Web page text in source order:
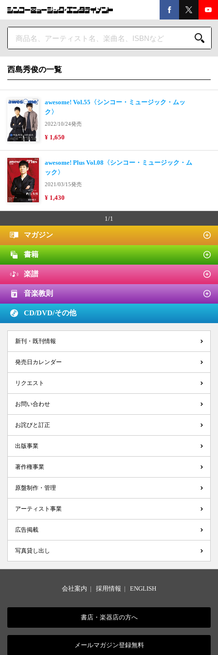
西島秀俊の一覧
awesome! Vol.55〈シンコー・ミュージック・ムッ
ク〉
2022/10/24発売
¥ 1,650
awesome! Plus Vol.08〈シンコー・ミュージック・ム
ック〉
2021/03/15発売
¥ 1,430
1/1
マガジン
書籍
楽譜
音楽教則
CD/DVD/その他
新刊・既刊情報
発売日カレンダー
リクエスト
お問い合わせ
お詫びと訂正
出版事業
著作権事業
原盤制作・管理
アーティスト事業
広告掲載
写真貸し出し
会社案内 | 採用情報 | ENGLISH
書店・楽器店の方へ
メールマガジン登録無料